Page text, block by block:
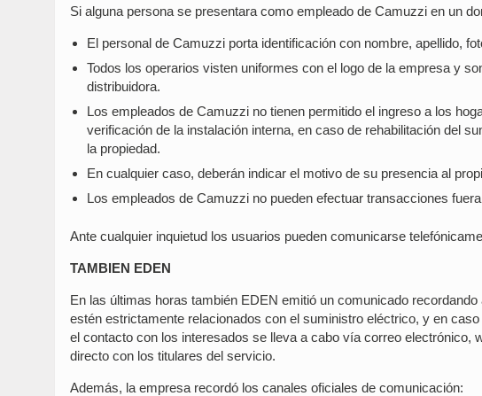
Si alguna persona se presentara como empleado de Camuzzi en un
El personal de Camuzzi porta identificación con nombre, apellido,
Todos los operarios visten uniformes con el logo de la empresa y
distribuidora.
Los empleados de Camuzzi no tienen permitido el ingreso a los
verificación de la instalación interna, en caso de rehabilitación del
la propiedad.
En cualquier caso, deberán indicar el motivo de su presencia al
Los empleados de Camuzzi no pueden efectuar transacciones
Ante cualquier inquietud los usuarios pueden comunicarse
TAMBIEN EDEN
En las últimas horas también EDEN emitió un comunicado
estén estrictamente relacionados con el suministro eléctrico, y en
el contacto con los interesados se lleva a cabo vía correo electrónico,
directo con los titulares del servicio.
Además, la empresa recordó los canales oficiales de comunicación: